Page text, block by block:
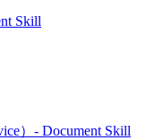
Skill
）- Document Skill